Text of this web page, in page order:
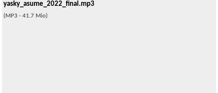
yasky_asume_2022_final.mp3
(MP3 - 41.7 Mio)